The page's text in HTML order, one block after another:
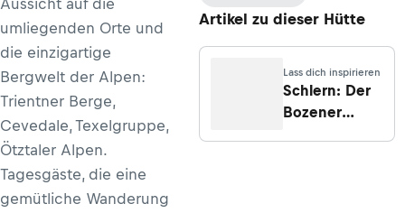
Aussicht auf die
umliegenden Orte und
die einzigartige
Bergwelt der Alpen:
Trientner Berge,
Cevedale, Texelgruppe,
Ötztaler Alpen.
Tagesgäste, die eine
gemütliche Wanderung
Artikel zu dieser Hütte
Lass dich inspirieren
Schlern: Der
Bozener